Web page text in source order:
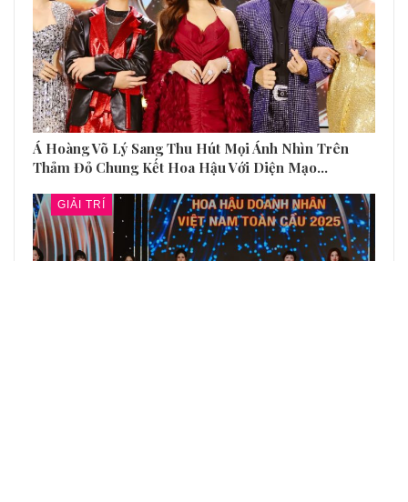
Á Hoàng Võ Lý Sang Thu Hút Mọi Ánh Nhìn Trên
Thảm Đỏ Chung Kết Hoa Hậu Với Diện Mạo…
GIẢI TRÍ